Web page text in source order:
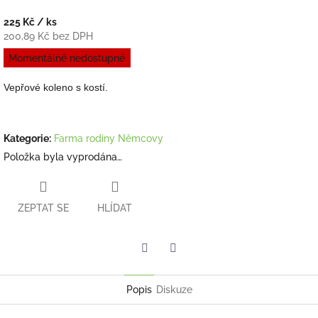
225 Kč / ks
200,89 Kč bez DPH
Měrná
cena:
Momentálně nedostupné
Vepřové koleno s kostí.
Kategorie: Farma rodiny Němcovy
Položka byla vyprodána…
ZEPTAT SE HLÍDAT
Popis Diskuze